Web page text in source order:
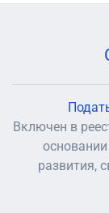
Включен в
развития,